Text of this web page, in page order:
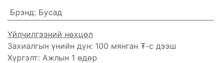
Брэнд: Бусад
Үйлчилгээний нөхцөл
Захиалгын үнийн дүн: 100 мянган ₮-с дээш
Хүргэлт: Ажлын 1 өдөр